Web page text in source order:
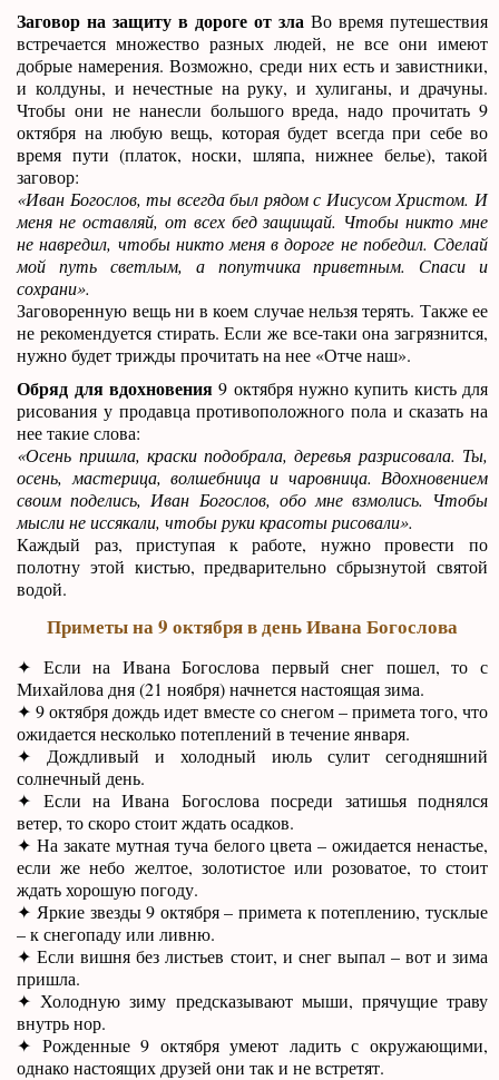
Заговор на защиту в дороге от зла Во время путешествия
встречается множество разных людей, не все они имеют
добрые намерения. Возможно, среди них есть и завистники,
и колдуны, и нечестные на руку, и хулиганы, и драчуны.
Чтобы они не нанесли большого вреда, надо прочитать 9
октября на любую вещь, которая будет всегда при себе во
время пути (платок, носки, шляпа, нижнее белье), такой
заговор:
«Иван Богослов, ты всегда был рядом с Иисусом Христом. И
меня не оставляй, от всех бед защищай. Чтобы никто мне
не навредил, чтобы никто меня в дороге не победил. Сделай
мой путь светлым, а попутчика приветным. Спаси и
сохрани».
Заговоренную вещь ни в коем случае нельзя терять. Также ее
не рекомендуется стирать. Если же все-таки она загрязнится,
нужно будет трижды прочитать на нее «Отче наш».
Обряд для вдохновения9 октября нужно купить кисть для
рисования у продавца противоположного пола и сказать на
нее такие слова:
«Осень пришла, краски подобрала, деревья разрисовала. Ты,
осень, мастерица, волшебница и чаровница. Вдохновением
своим поделись, Иван Богослов, обо мне взмолись. Чтобы
мысли не иссякали, чтобы руки красоты рисовали».
Каждый раз, приступая к работе, нужно провести по
полотну этой кистью, предварительно сбрызнутой святой
водой.
Приметы на 9 октября в день Ивана Богослова
✦ Если на Ивана Богослова первый снег пошел, то с
Михайлова дня (21 ноября) начнется настоящая зима.
✦ 9 октября дождь идет вместе со снегом – примета того, что
ожидается несколько потеплений в течение января.
✦ Дождливый и холодный июль сулит сегодняшний
солнечный день.
✦ Если на Ивана Богослова посреди затишья поднялся
ветер, то скоро стоит ждать осадков.
✦ На закате мутная туча белого цвета – ожидается ненастье,
если же небо желтое, золотистое или розоватое, то стоит
ждать хорошую погоду.
✦ Яркие звезды 9 октября – примета к потеплению, тусклые
– к снегопаду или ливню.
✦ Если вишня без листьев стоит, и снег выпал – вот и зима
пришла.
✦ Холодную зиму предсказывают мыши, прячущие траву
внутрь нор.
✦ Рожденные 9 октября умеют ладить с окружающими,
однако настоящих друзей они так и не встретят.